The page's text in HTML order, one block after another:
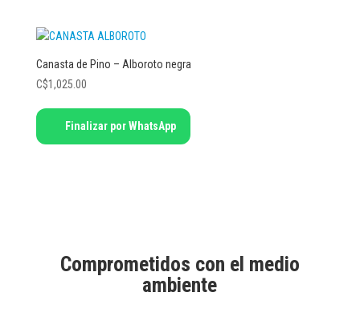
Canasta de Pino – Alboroto negra
C$1,025.00
Finalizar por WhatsApp
Comprometidos con el medio
ambiente